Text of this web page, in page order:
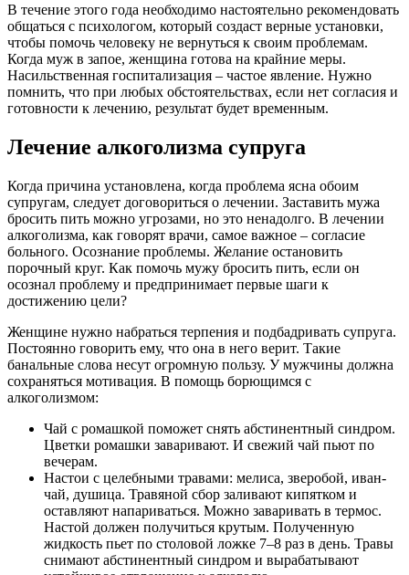
В течение этого года необходимо настоятельно рекомендовать
общаться с психологом, который создаст верные установки,
чтобы помочь человеку не вернуться к своим проблемам.
Когда муж в запое, женщина готова на крайние меры.
Насильственная госпитализация – частое явление. Нужно
помнить, что при любых обстоятельствах, если нет согласия и
готовности к лечению, результат будет временным.
Лечение алкоголизма супруга
Когда причина установлена, когда проблема ясна обоим
супругам, следует договориться о лечении. Заставить мужа
бросить пить можно угрозами, но это ненадолго. В лечении
алкоголизма, как говорят врачи, самое важное – согласие
больного. Осознание проблемы. Желание остановить
порочный круг. Как помочь мужу бросить пить, если он
осознал проблему и предпринимает первые шаги к
достижению цели?
Женщине нужно набраться терпения и подбадривать супруга.
Постоянно говорить ему, что она в него верит. Такие
банальные слова несут огромную пользу. У мужчины должна
сохраняться мотивация. В помощь борющимся с
алкоголизмом:
Чай с ромашкой поможет снять абстинентный синдром.
Цветки ромашки заваривают. И свежий чай пьют по
вечерам.
Настои с целебными травами: мелиса, зверобой, иван-
чай, душица. Травяной сбор заливают кипятком и
оставляют напариваться. Можно заваривать в термос.
Настой должен получиться крутым. Полученную
жидкость пьет по столовой ложке 7–8 раз в день. Травы
снимают абстинентный синдром и вырабатывают